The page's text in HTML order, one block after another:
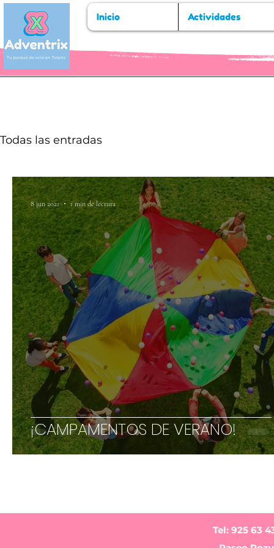
Inicio Actividades
Todas las entradas
¡CAMPAMENTOS DE VERANO!
8 jun 2021 1 min de lectura
Tel: 925 63